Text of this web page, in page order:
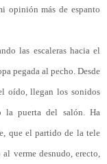
opinión más de espanto
las escaleras hacia el
pegada al pecho. Desde
oído, llegan los sonidos
la puerta del salón. Ha
que el partido de la tele
verme desnudo, erecto,